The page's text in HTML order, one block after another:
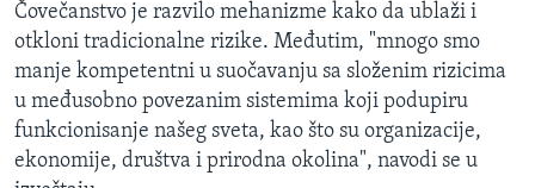
Čovečanstvo je razvilo mehanizme kako da ublaži i
otkloni tradicionalne rizike. Međutim, "mnogo smo
manje kompetentni u suočavanju sa složenim rizicima
u međusobno povezanim sistemima koji podupiru
funkcionisanje našeg sveta, kao što su organizacije,
ekonomije, društva i prirodna okolina", navodi se u